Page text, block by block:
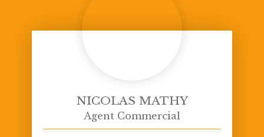
NICOLAS MATHY
Agent Commercial